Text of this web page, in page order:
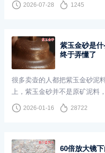
2026-07-28 1245
紫玉金砂是
终于弄懂了
很多卖壶的人都把紫玉金砂泥
上，紫玉金砂并不是原矿泥料
术，与化工泥料、调砂泥料都
不是一种泥料，而是紫砂壶的
2026-01-16 28722
60倍放大镜